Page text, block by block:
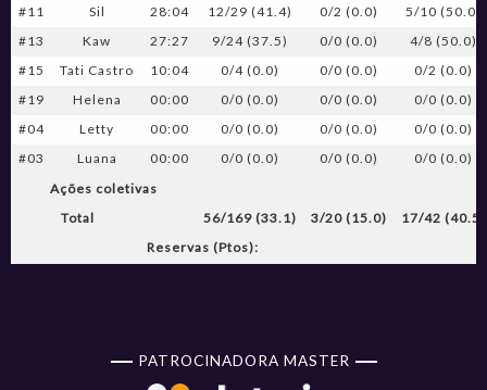
#11
Sil 28:04 12/29 (41.4) 0/2 (0.0)
5/10 (50.0)
#13
Kaw 27:27 9/24 (37.5) 0/0 (0.0)
4/8 (50.0)
#15
Tati Castro 10:04 0/4 (0.0) 0/0 (0.0)
0/2 (0.0)
#19
Helena 00:00 0/0 (0.0) 0/0 (0.0)
0/0 (0.0)
#04
Letty 00:00 0/0 (0.0) 0/0 (0.0)
0/0 (0.0)
#03
Luana 00:00 0/0 (0.0) 0/0 (0.0)
0/0 (0.0)
Ações coletivas
Total
56/169 (33.1) 3/20 (15.0)
17/42 (40.5)
Reservas (Ptos):
PATROCINADORA MASTER